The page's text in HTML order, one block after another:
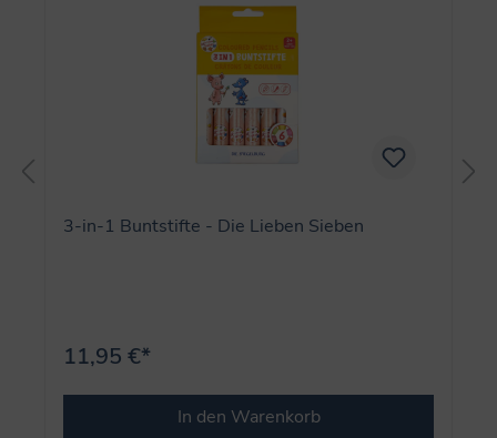
3-in-1 Buntstifte - Die Lieben Sieben
11,95 €*
In den Warenkorb